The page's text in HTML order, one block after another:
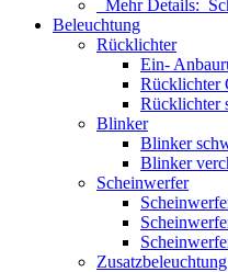
Mehr Details:
Beleuchtung
Rücklichter
Ein-
Rücklichter
Rücklichter
Blinker
Blinker
Blinker
Scheinwerfer